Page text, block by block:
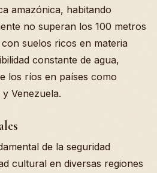
amazónica, habitando
no superan los 100 metros
suelos ricos en materia
constante de agua,
los ríos en países como
Venezuela.
de la seguridad
cultural en diversas regiones